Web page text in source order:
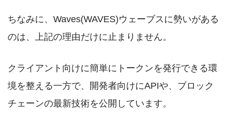
ちなみに、Waves(WAVES)ウェーブスに勢いがある
のは、上記の理由だけに止まりません。
クライアント向けに簡単にトークンを発行できる環
境を整える一方で、開発者向けにAPIや、ブロック
チェーンの最新技術を公開しています。